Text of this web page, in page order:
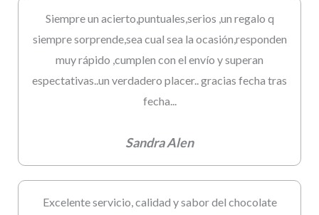
Siempre un acierto,puntuales,serios ,un regalo q
siempre sorprende,sea cual sea la ocasión,responden
muy rápido ,cumplen con el envío y superan
espectativas..un verdadero placer.. gracias fecha tras
fecha...
Sandra Alen
Excelente servicio, calidad y sabor del chocolate